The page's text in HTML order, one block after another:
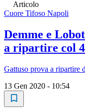
Articolo
Cuore Tifoso Napoli
Demme e
a ripartire col
Gattuso prova a ripartire
13 Gen 2020 - 10:54